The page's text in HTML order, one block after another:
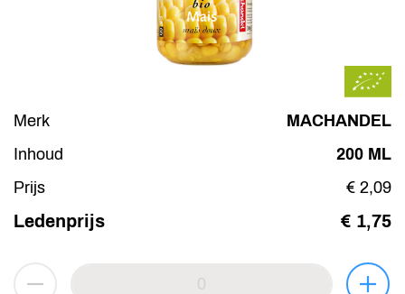
Merk
MACHANDEL
Inhoud
200 ML
Prijs
€ 2,09
Ledenprijs € 1,75